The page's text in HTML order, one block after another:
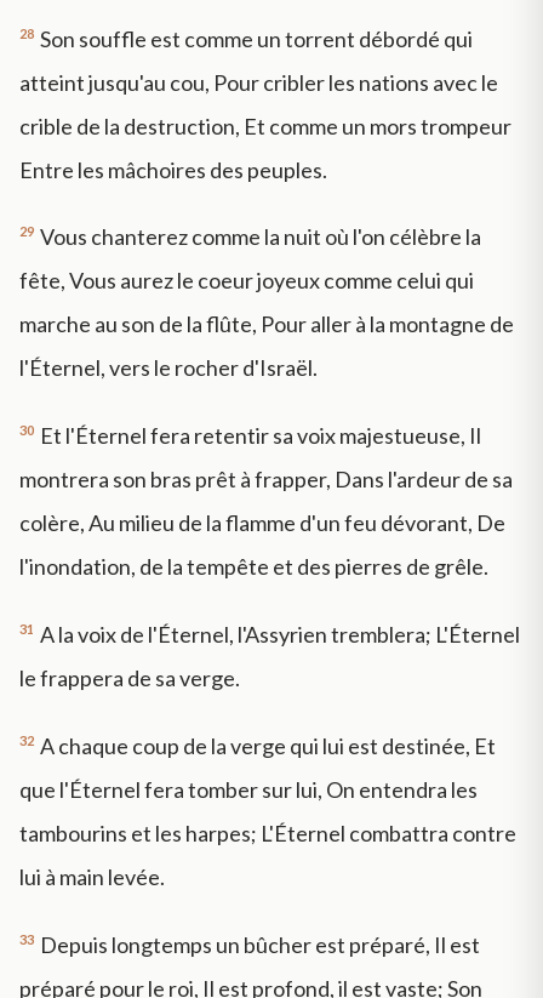
28 Son souffle est comme un torrent débordé qui
atteint jusqu'au cou, Pour cribler les nations avec le
crible de la destruction, Et comme un mors trompeur
Entre les mâchoires des peuples.
29 Vous chanterez comme la nuit où l'on célèbre la
fête, Vous aurez le coeur joyeux comme celui qui
marche au son de la flûte, Pour aller à la montagne de
l'Éternel, vers le rocher d'Israël.
30 Et l'Éternel fera retentir sa voix majestueuse, Il
montrera son bras prêt à frapper, Dans l'ardeur de sa
colère, Au milieu de la flamme d'un feu dévorant, De
l'inondation, de la tempête et des pierres de grêle.
31 A la voix de l'Éternel, l'Assyrien tremblera; L'Éternel
le frappera de sa verge.
32 A chaque coup de la verge qui lui est destinée, Et
que l'Éternel fera tomber sur lui, On entendra les
tambourins et les harpes; L'Éternel combattra contre
lui à main levée.
33 Depuis longtemps un bûcher est préparé, Il est
préparé pour le roi, Il est profond, il est vaste; Son